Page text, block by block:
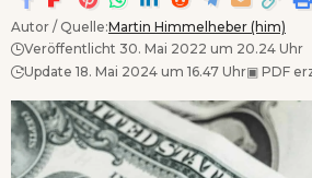
Autor / Quelle:Martin Himmelheber (him)
Veröffentlicht 30. Mai 2022 um 20.24 Uhr
Update 18. Mai 2024 um 16.47 Uhr▣ PDF